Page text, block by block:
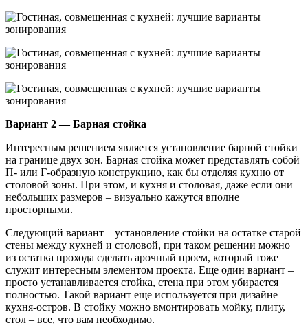
Вариант 2 — Барная стойка
Интересным решением является установление барной стойки
на границе двух зон. Барная стойка может представлять собой
П- или Г-образную конструкцию, как бы отделяя кухню от
столовой зоны. При этом, и кухня и столовая, даже если они
небольших размеров – визуально кажутся вполне
просторными.
Следующий вариант – установление стойки на остатке старой
стены между кухней и столовой, при таком решении можно
из остатка прохода сделать арочный проем, который тоже
служит интересным элементом проекта. Еще один вариант –
просто устанавливается стойка, стена при этом убирается
полностью. Такой вариант еще используется при дизайне
кухня-остров. В стойку можно вмонтировать мойку, плиту,
стол – все, что вам необходимо.